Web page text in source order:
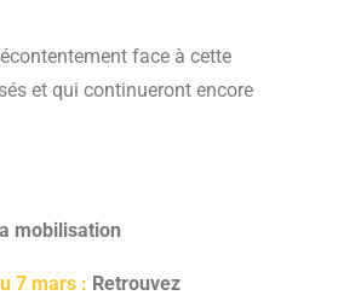
face à cette
et qui continueront encore
mobilisation
7 mars : Retrouvez